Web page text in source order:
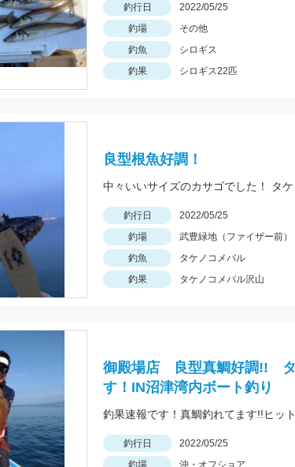
釣行日 2022/05/25
釣場
その他
釣魚
シロギス
釣果
シロギス22匹
良型根魚好調！
中々いいサイズのカサゴでした！ タ
釣行日 2022/05/25
釣場
武豊緑地（ファイザー前）
釣魚
タケノコメバル
釣果
タケノコメバル沢山
御殿場店 良型真鯛好調!! タ
す！IN沼津湾内ボート釣り
釣行日 2022/05/25
釣場
沖・オフショア